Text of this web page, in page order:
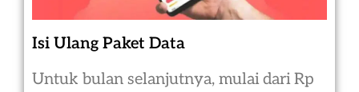
Isi Ulang Paket Data
Untuk bulan selanjutnya, mulai dari Rp